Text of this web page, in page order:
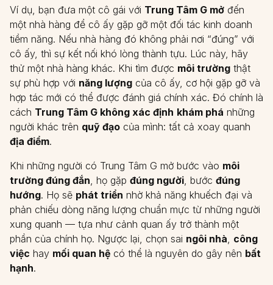
Ví dụ, bạn đưa một cô gái với Trung Tâm G mở đến
một nhà hàng để cô ấy gặp gỡ một đối tác kinh doanh
tiềm năng. Nếu nhà hàng đó không phải nơi “đúng” với
cô ấy, thì sự kết nối khó lòng thành tựu. Lúc này, hãy
thử một nhà hàng khác. Khi tìm được môi trường thật
sự phù hợp với năng lượng của cô ấy, cơ hội gặp gỡ và
hợp tác mới có thể được đánh giá chính xác. Đó chính là
cách Trung Tâm G không xác định khám phá những
người khác trên quỹ đạo của mình: tất cả xoay quanh
địa điểm.
Khi những người có Trung Tâm G mở bước vào môi
trường đúng đắn , họ gặp đúng người , bước đúng
hướng. Họ sẽ phát triển nhờ khả năng khuếch đại và
phản chiếu dòng năng lượng chuẩn mực từ những người
xung quanh — tựa như cảnh quan ấy trở thành một
phần của chính họ. Ngược lại, chọn sai ngôi nhà công
việc hay mối quan hệ có thể là nguyên do gây nên bất
hạnh.